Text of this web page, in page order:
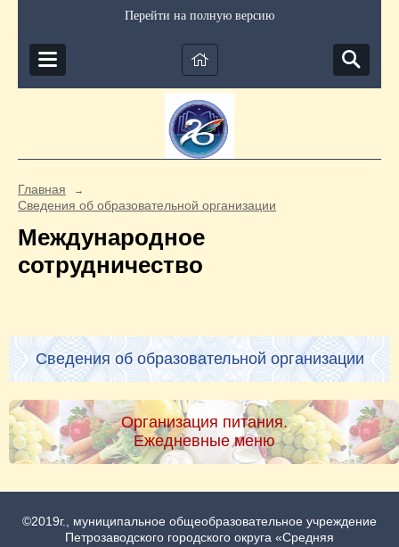
Перейти на полную версию
Главная →
Сведения об образовательной организации
Международное
сотрудничество
Сведения об образовательной организации
Организация питания.
Ежедневные меню
©2019г., муниципальное общеобразовательное учреждение
Петрозаводского городского округа «Средняя